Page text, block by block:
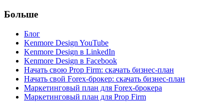
Больше
Блог
Kenmore Design YouTube
Kenmore Design в LinkedIn
Kenmore Design в Facebook
Начать свою Prop Firm: скачать бизнес-план
Начать свой Forex-брокер: скачать бизнес-план
Маркетинговый план для Forex-брокера
Маркетинговый план для Prop Firm